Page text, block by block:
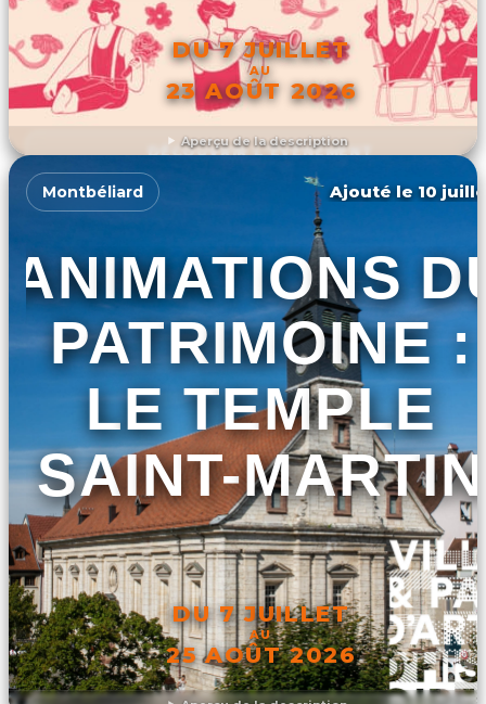
Aperçu de la description
DU 7 JUILLET
AU
23 AOÛT 2026
DÉCOUVRIR L'ÉVÉNEMENT
Montbéliard Ajouté le 10
ANIMATIONS
PATRIMOINE :
LE TEMPLE
SAINT-MARTIN
DU 7 JUILLET
AU
25 AOÛT 2026